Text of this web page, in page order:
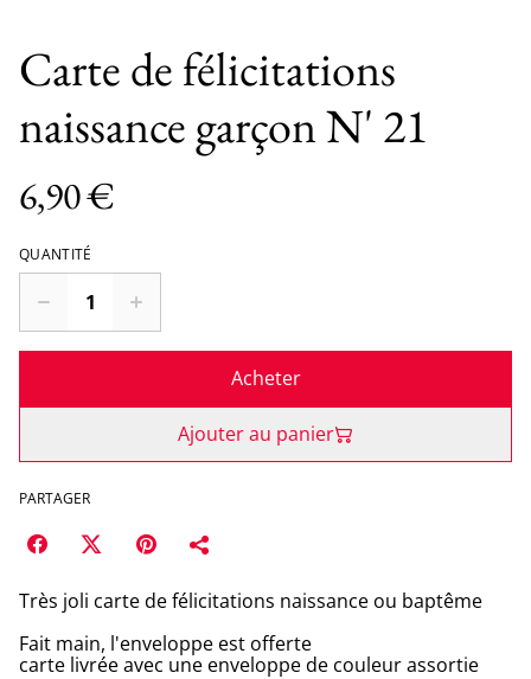
Carte de félicitations
naissance garçon N' 21
6,90 €
QUANTITÉ
Acheter
Ajouter au panier
PARTAGER
Très joli carte de félicitations naissance ou baptême
Fait main, l'enveloppe est offerte
carte livrée avec une enveloppe de couleur assortie